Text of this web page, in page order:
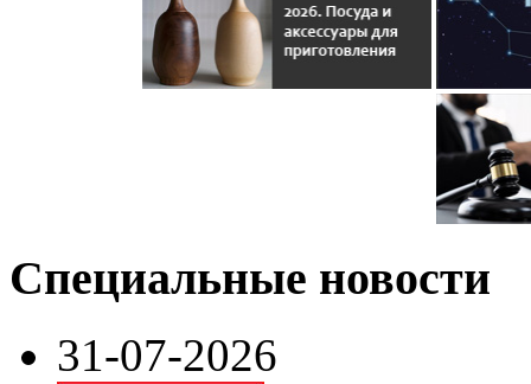
Специальные новости
31-07-2026